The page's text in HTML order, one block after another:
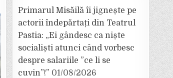
Primarul Misăilă îi jignește pe
actorii îndepărtați din Teatrul
Pastia: „Ei gândesc ca niște
socialiști atunci când vorbesc
despre salariile ”ce li se
cuvin”!” 01/08/2026